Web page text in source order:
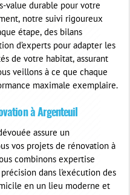
value durable pour votre
notre suivi rigoureux
étape, des bilans
d’experts pour adapter les
de votre habitat, assurant
veillons à ce que chaque
maximale exemplaire.
à Argenteuil
assure un
vos projets de rénovation à
combinons expertise
dans l'exécution des
en un lieu moderne et